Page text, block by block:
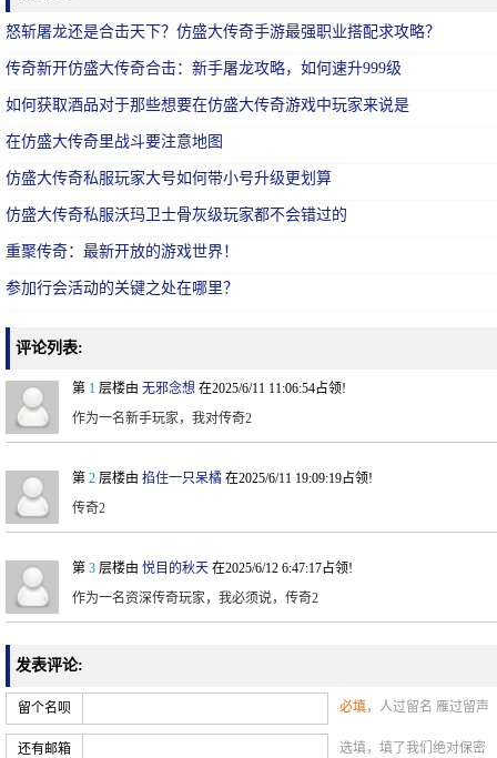
怒斩屠龙还是合击天下？仿盛大传奇手游最强职业搭配求攻略？
传奇新开仿盛大传奇合击：新手屠龙攻略，如何速升999级
如何获取酒品对于那些想要在仿盛大传奇游戏中玩家来说是
在仿盛大传奇里战斗要注意地图
仿盛大传奇私服玩家大号如何带小号升级更划算
仿盛大传奇私服沃玛卫士骨灰级玩家都不会错过的
重聚传奇：最新开放的游戏世界！
参加行会活动的关键之处在哪里？
评论列表:
第 1 层楼由 无邪念想 在2025/6/11 11:06:54占领!
作为一名新手玩家，我对传奇2
第 2 层楼由 掐住一只呆橘 在2025/6/11 19:09:19占领!
传奇2
第 3 层楼由 悦目的秋天 在2025/6/12 6:47:17占领!
作为一名资深传奇玩家，我必须说，传奇2
发表评论:
留个名呗 必填，人过留名 雁过留声
还有邮箱 选填，填了我们绝对保密